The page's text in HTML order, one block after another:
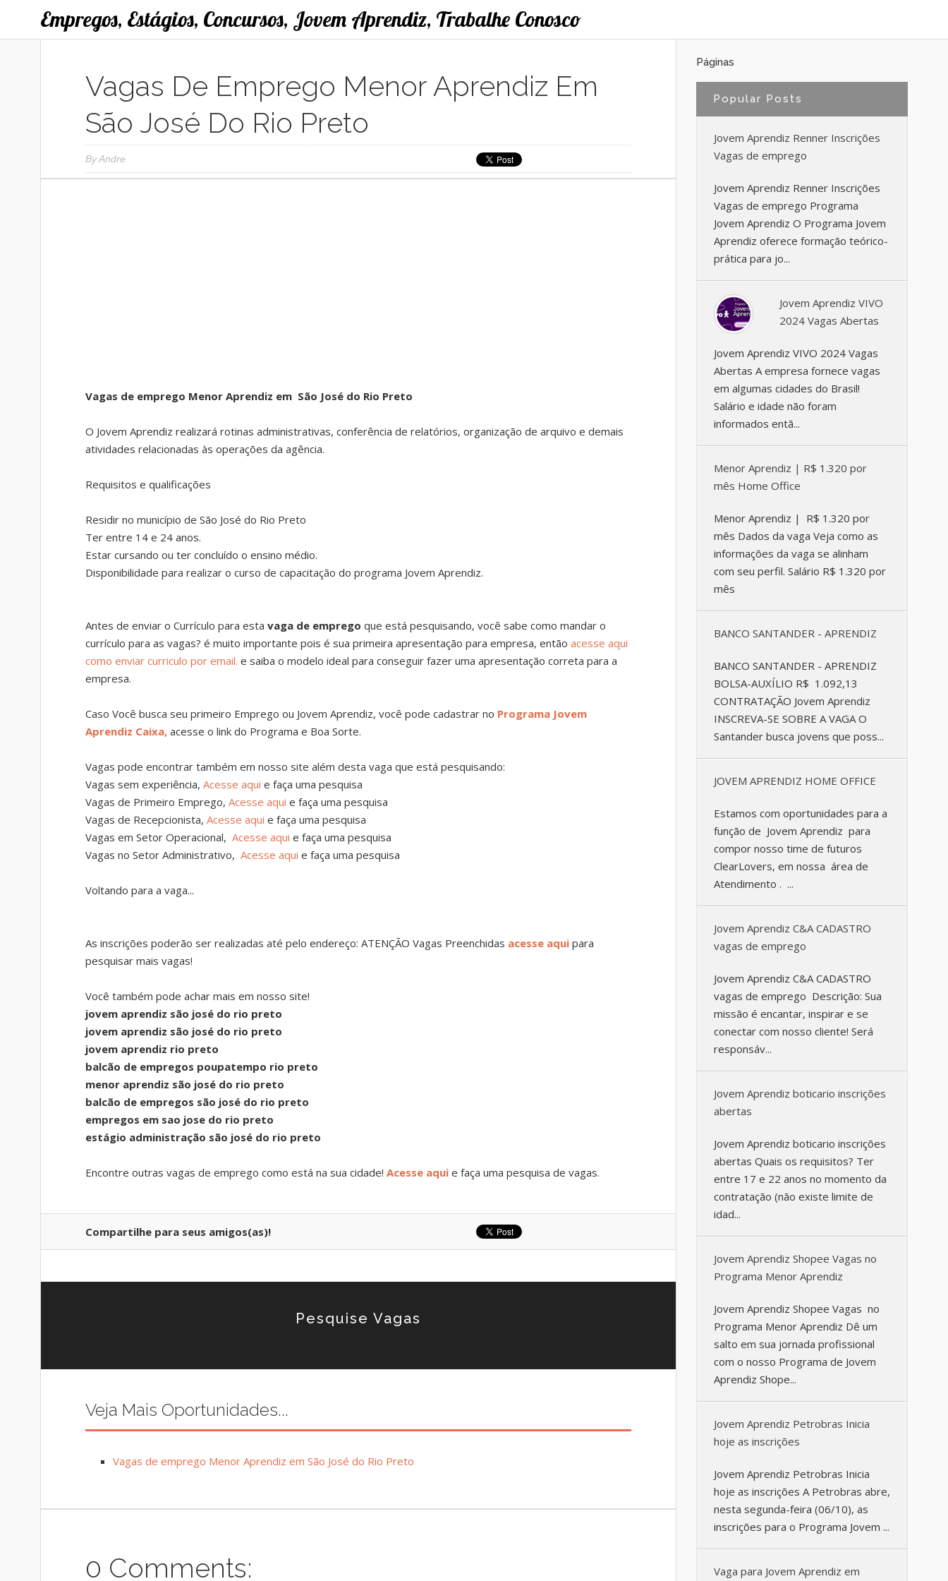
Empregos, Estágios, Concursos, Jovem Aprendiz, Trabalhe Conosco
Vagas De Emprego Menor Aprendiz Em
São José Do Rio Preto
ByAndre
Vagas de emprego Menor Aprendiz em São José do Rio Preto
O Jovem Aprendiz realizará rotinas administrativas, conferência de relatórios, organização de arquivo e demais
atividades relacionadas às operações da agência.
Requisitos e qualificações
Residir no município de São José do Rio Preto
Ter entre 14 e 24 anos.
Estar cursando ou ter concluído o ensino médio.
Disponibilidade para realizar o curso de capacitação do programa Jovem Aprendiz.
Antes de enviar o Currículo para esta vaga de emprego que está pesquisando, você sabe como mandar o
currículo para as vagas? é muito importante pois é sua primeira apresentação para empresa, então acesse aqui
como enviar curriculo por email. e saiba o modelo ideal para conseguir fazer uma apresentação correta para a
empresa.
Caso Você busca seu primeiro Emprego ou Jovem Aprendiz, você pode cadastrar no Programa Jovem
Aprendiz Caixa, acesse o link do Programa e Boa Sorte.
Vagas pode encontrar também em nosso site além desta vaga que está pesquisando:
Vagas sem experiência, Acesse aqui e faça uma pesquisa
Vagas de Primeiro Emprego, Acesse aqui e faça uma pesquisa
Vagas de Recepcionista, Acesse aqui e faça uma pesquisa
Vagas em Setor Operacional, Acesse aqui e faça uma pesquisa
Vagas no Setor Administrativo, Acesse aqui e faça uma pesquisa
Voltando para a vaga...
As inscrições poderão ser realizadas até pelo endereço: ATENÇÃO Vagas Preenchidas acesse aqui para
pesquisar mais vagas!
Você também pode achar mais em nosso site!
jovem aprendiz são josé do rio preto
jovem aprendiz são josé do rio preto
jovem aprendiz rio preto
balcão de empregos poupatempo rio preto
menor aprendiz são josé do rio preto
balcão de empregos são josé do rio preto
empregos em sao jose do rio preto
estágio administração são josé do rio preto
Encontre outras vagas de emprego como está na sua cidade! Acesse aqui e faça uma pesquisa de vagas.
Compartilhe para seus amigos(as)!
Pesquise Vagas
Veja Mais Oportunidades...
Vagas de emprego Menor Aprendiz em São José do Rio Preto
0 Comments:
Páginas
Popular Posts
Jovem Aprendiz Renner Inscrições
Vagas de emprego
Jovem Aprendiz Renner Inscrições
Vagas de emprego Programa
Jovem Aprendiz O Programa Jovem
Aprendiz oferece formação teórico-
prática para jo...
Jovem Aprendiz VIVO
2024 Vagas Abertas
Jovem Aprendiz VIVO 2024 Vagas
Abertas A empresa fornece vagas
em algumas cidades do Brasil!
Salário e idade não foram
informados entã...
Menor Aprendiz | R$ 1.320 por
mês Home Office
Menor Aprendiz | R$ 1.320 por
mês Dados da vaga Veja como as
informações da vaga se alinham
com seu perfil. Salário R$ 1.320 por
mês
BANCO SANTANDER - APRENDIZ
BANCO SANTANDER - APRENDIZ
BOLSA-AUXÍLIO R$ 1.092,13
CONTRATAÇÃO Jovem Aprendiz
INSCREVA-SE SOBRE A VAGA O
Santander busca jovens que poss...
JOVEM APRENDIZ HOME OFFICE
Estamos com oportunidades para a
função de Jovem Aprendiz para
compor nosso time de futuros
ClearLovers, em nossa área de
Atendimento . ...
Jovem Aprendiz C&A CADASTRO
vagas de emprego
Jovem Aprendiz C&A CADASTRO
vagas de emprego Descrição: Sua
missão é encantar, inspirar e se
conectar com nosso cliente! Será
responsáv...
Jovem Aprendiz boticario inscrições
abertas
Jovem Aprendiz boticario inscrições
abertas Quais os requisitos? Ter
entre 17 e 22 anos no momento da
contratação (não existe limite de
idad...
Jovem Aprendiz Shopee Vagas no
Programa Menor Aprendiz
Jovem Aprendiz Shopee Vagas no
Programa Menor Aprendiz Dê um
salto em sua jornada profissional
com o nosso Programa de Jovem
Aprendiz Shope...
Jovem Aprendiz Petrobras Inicia
hoje as inscrições
Jovem Aprendiz Petrobras Inicia
hoje as inscrições A Petrobras abre,
nesta segunda-feira (06/10), as
inscrições para o Programa Jovem ...
Vaga para Jovem Aprendiz em